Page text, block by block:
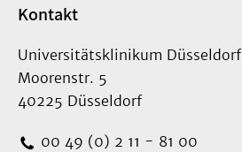
Kontakt
Universitätsklinikum Düsseldorf
Moorenstr. 5
40225 Düsseldorf
00 49 (0) 2 11 - 81 00